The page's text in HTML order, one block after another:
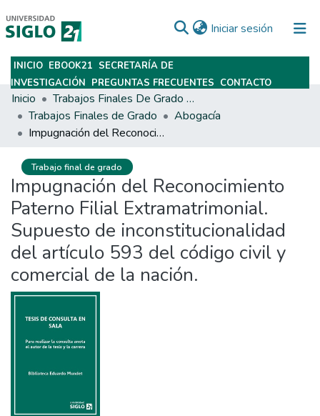
Iniciar sesión (current)
Subir
INICIO EBOOK21 SECRETARÍA DE
INVESTIGACIÓN PREGUNTAS FRECUENTES CONTACTO
Inicio
Trabajos Finales De Grado Y Posgrado
Trabajos Finales de Grado
Abogacía
Impugnación del Reconocimiento Paterno Filial Extramatrimonial. Supuesto de inconstitucionalidad del artículo 593 del código civil y comercial de la nación.
Trabajo final de grado
Impugnación del Reconocimiento
Paterno Filial Extramatrimonial.
Supuesto de inconstitucionalidad
del artículo 593 del código civil y
comercial de la nación.